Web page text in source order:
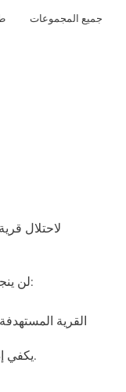
جميع المجموعات
لاحتلال
لن ينجح هذا إلا إذا استوفيت جميع الشروط التالية:
القرية المستهدفة
→ يكفي إذا تم تدمير المبنى أثناء نفس الهجوم.